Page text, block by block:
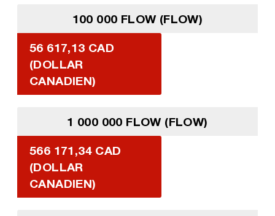
100 000 FLOW (FLOW)
56 617,13 CAD
(DOLLAR
CANADIEN)
1 000 000 FLOW (FLOW)
566 171,34 CAD
(DOLLAR
CANADIEN)